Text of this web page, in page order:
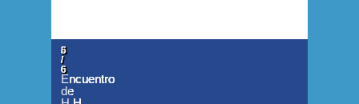
1
/
6
Encuentro
de
2
/
6
Encuentro
de
3
/
6
Encuentro
de
4
/
6
Encuentro
de
5
/
6
Encuentro
de
6
/
6
Encuentro
de